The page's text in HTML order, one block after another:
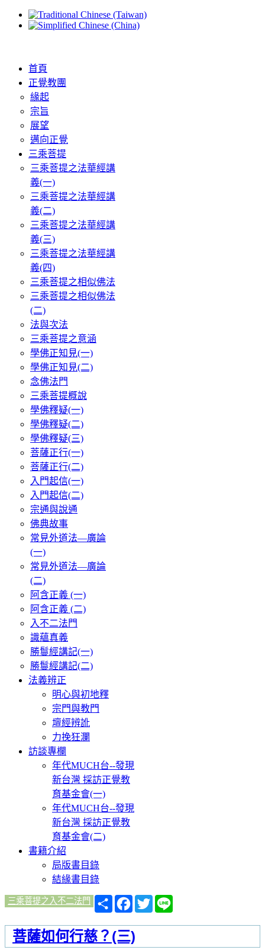
首頁
正覺教團
緣起
宗旨
展望
邁向正覺
三乘菩提
三乘菩提之法華經講
義(一)
三乘菩提之法華經講
義(二)
三乘菩提之法華經講
義(三)
三乘菩提之法華經講
義(四)
三乘菩提之相似佛法
三乘菩提之相似佛法
(二)
法與次法
三乘菩提之意涵
學佛正知見(一)
學佛正知見(二)
念佛法門
三乘菩提概說
學佛釋疑(一)
學佛釋疑(二)
學佛釋疑(三)
菩薩正行(一)
菩薩正行(二)
入門起信(一)
入門起信(二)
宗通與說通
佛典故事
常見外道法—廣論
(一)
常見外道法—廣論
(二)
阿含正義 (一)
阿含正義 (二)
入不二法門
識蘊真義
勝鬘經講記(一)
勝鬘經講記(二)
法義辨正
明心與初地釋
宗門與教門
壇經辨訛
力挽狂瀾
訪談專欄
年代MUCH台--發現
新台灣 採訪正覺教
育基金會(一)
年代MUCH台--發現
新台灣 採訪正覺教
育基金會(二)
書籍介紹
局版書目錄
結緣書目錄
三乘菩提之入不二法門
分
享
Facebook
Twitter
菩薩如何行慈？(三)